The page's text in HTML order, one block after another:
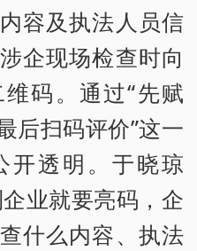
容及执法人员信
企现场检查时向
码。通过“先赋
后扫码评价”这一
开透明。于晓琼
业就要亮码，企
什么内容、执法